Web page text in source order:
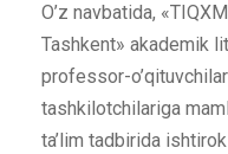
O’z navbatida,
Tashkent» akademik
professor-
tashkilotchilariga
ta’lim tadbirida